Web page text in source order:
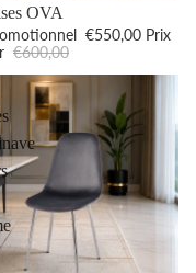
OVA
€550,00 Prix
€600,00